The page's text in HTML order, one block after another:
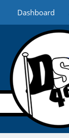
Dashboard